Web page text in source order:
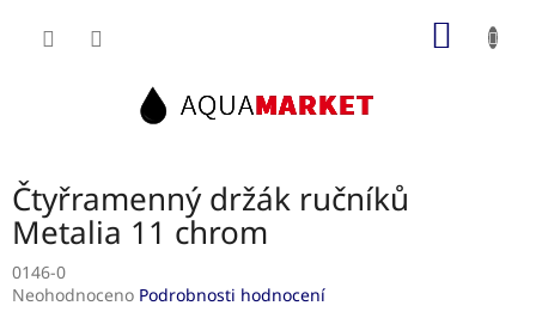
Čtyřramenný držák ručníků
Metalia 11 chrom
0146-0
Průměrné
Neohodnoceno Podrobnosti hodnocení